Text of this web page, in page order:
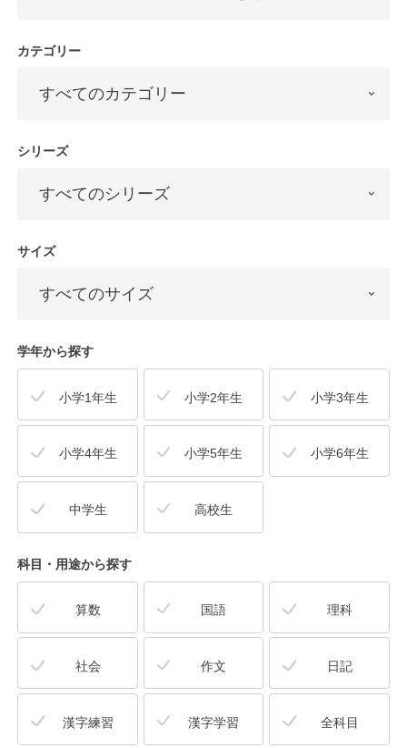
カテゴリー
シリーズ
サイズ
学年から探す
小学1年生 小学2年生 小学3年生
小学4年生 小学5年生 小学6年生
中学生 高校生
科目・用途から探す
算数 国語 理科
社会 作文 日記
漢字練習 漢字学習 全科目